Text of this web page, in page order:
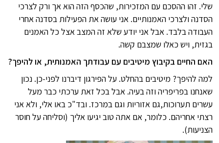
שלי. זהו ההסכם עם המזכירות, שהכסף הזה הוא אך ורק לצרכי
הסדנה ולצרכי האמנותיים. אני עושה את הפעילות בסדנה אחרי
העבודה בלבד. אבל אני יודע שלא זה המצב אצל כל האמנים
בגזית, ויש כאלו שמצבם קשה.
האם החיים בקיבוץ מיטיבים עם עבודתך האמנותית, או להיפך?
למה להיפך? מיטיבים בהחלט. על הפירגון דיברנו לפני-כן. נכון
שאנחנו בפריפריה וזה בעיה. אבל בכל זאת ערכתי כבר מעל
עשרים תערוכות,גם אזוריות וגם במרכז. ובד"כ באו אלי, ולא אני
רצתי אחריהם. כלומר, אם אתה טוב יגיעו אליך (וסליחה על חוסר
הצניעות).